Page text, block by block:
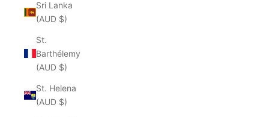
Sri Lanka
(AUD $)
St.
Barthélemy
(AUD $)
St. Helena
(AUD $)